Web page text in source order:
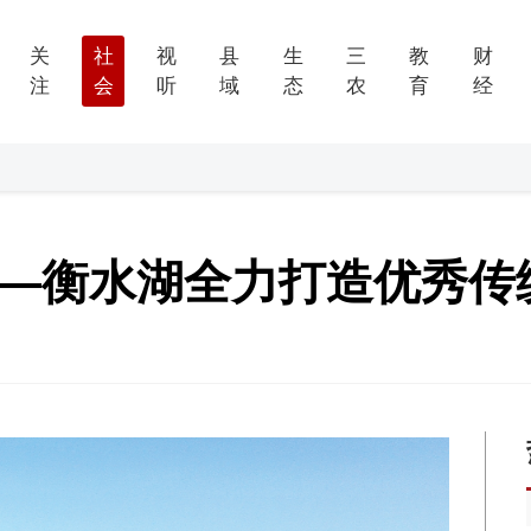
关
注
社
会
视
听
县
域
生
态
三
农
教
育
财
经
水湖全力打造优秀传